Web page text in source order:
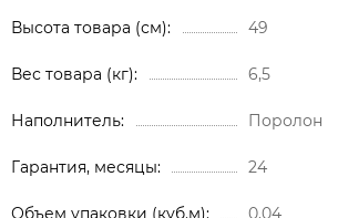
Высота товара (см) 49
Вес товара (кг) 6,5
Наполнитель Поролон
Гарантия, месяцы 24
Объем упаковки (куб.м) 0,04